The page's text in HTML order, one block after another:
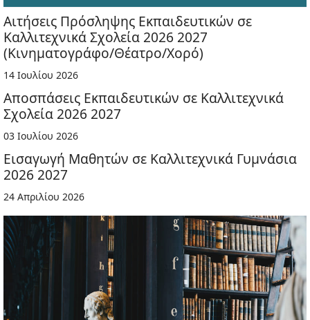
Αιτήσεις Πρόσληψης Εκπαιδευτικών σε
Καλλιτεχνικά Σχολεία 2026 2027
(Κινηματογράφο/Θέατρο/Χορό)
14 Ιουλίου 2026
Αποσπάσεις Εκπαιδευτικών σε Καλλιτεχνικά
Σχολεία 2026 2027
03 Ιουλίου 2026
Εισαγωγή Μαθητών σε Καλλιτεχνικά Γυμνάσια
2026 2027
24 Απριλίου 2026